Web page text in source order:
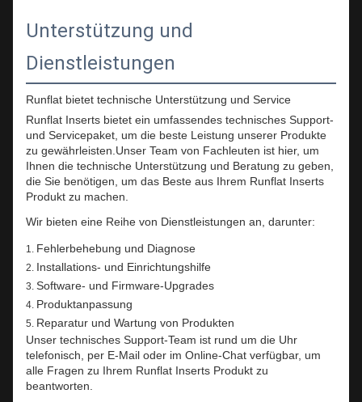
Unterstützung und
Dienstleistungen
Runflat bietet technische Unterstützung und Service
Runflat Inserts bietet ein umfassendes technisches Support-
und Servicepaket, um die beste Leistung unserer Produkte
zu gewährleisten.Unser Team von Fachleuten ist hier, um
Ihnen die technische Unterstützung und Beratung zu geben,
die Sie benötigen, um das Beste aus Ihrem Runflat Inserts
Produkt zu machen.
Wir bieten eine Reihe von Dienstleistungen an, darunter:
Fehlerbehebung und Diagnose
Installations- und Einrichtungshilfe
Software- und Firmware-Upgrades
Produktanpassung
Reparatur und Wartung von Produkten
Unser technisches Support-Team ist rund um die Uhr
telefonisch, per E-Mail oder im Online-Chat verfügbar, um
alle Fragen zu Ihrem Runflat Inserts Produkt zu
beantworten.